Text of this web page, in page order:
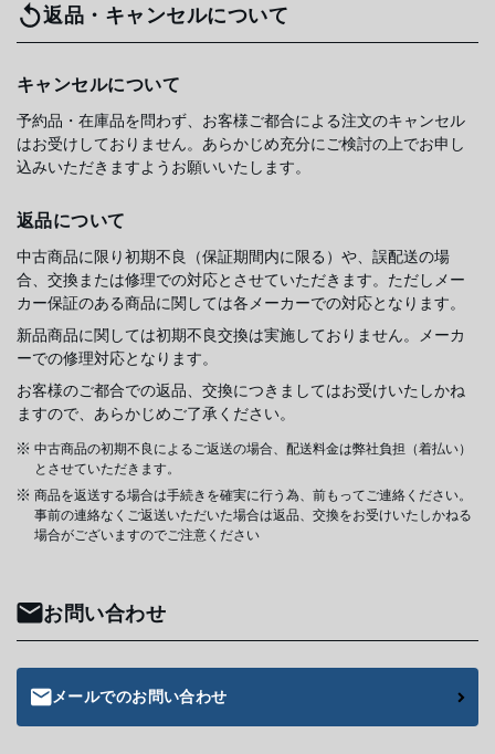
返品・キャンセルについて
キャンセルについて
予約品・在庫品を問わず、お客様ご都合による注文のキャンセル
はお受けしておりません。あらかじめ充分にご検討の上でお申し
込みいただきますようお願いいたします。
返品について
中古商品に限り初期不良（保証期間内に限る）や、誤配送の場
合、交換または修理での対応とさせていただきます。ただしメー
カー保証のある商品に関しては各メーカーでの対応となります。
新品商品に関しては初期不良交換は実施しておりません。メーカ
ーでの修理対応となります。
お客様のご都合での返品、交換につきましてはお受けいたしかね
ますので、あらかじめご了承ください。
中古商品の初期不良によるご返送の場合、配送料金は弊社負担（着払い）
とさせていただきます。
商品を返送する場合は手続きを確実に行う為、前もってご連絡ください。
事前の連絡なくご返送いただいた場合は返品、交換をお受けいたしかねる
場合がございますのでご注意ください
お問い合わせ
メールでのお問い合わせ